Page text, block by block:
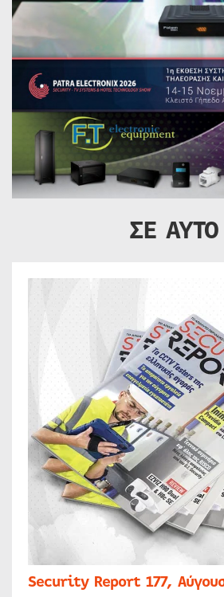
ΣΕ
Security Report 177,